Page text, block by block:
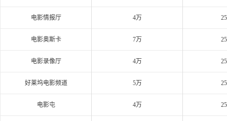
电影情报厅 4万
电影奥斯卡 7万
电影录像厅 4万
好莱坞电影频道 5万
电影屯 4万